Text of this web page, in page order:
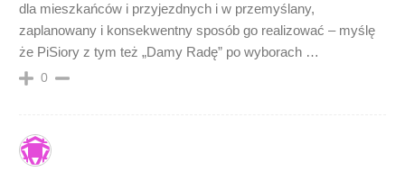
dla mieszkańców i przyjezdnych i w przemyślany,
zaplanowany i konsekwentny sposób go realizować – myślę
że PiSiory z tym też „Damy Radę” po wyborach …
0